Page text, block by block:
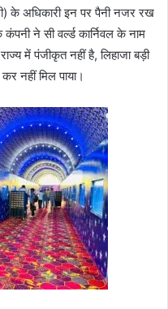
के अधिकारी इन पर पैनी नजर रख
ने सी वर्ल्ड कार्निवल के नाम
में पंजीकृत नहीं है, लिहाजा बड़ी
नहीं मिल पाया।